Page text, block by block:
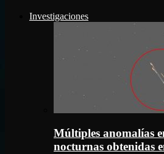
Investigaciones
Múltiples anomalías
nocturnas obtenidas